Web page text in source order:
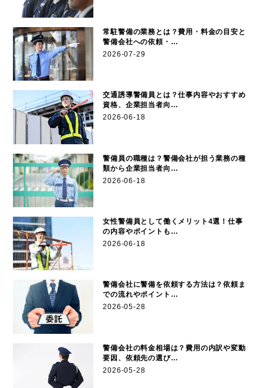
常駐警備の業務とは？費用・料金の目安と
警備会社への依頼・…
2026-07-29
交通誘導警備員とは？仕事内容やおすすめ
資格、企業担当者向…
2026-06-18
警備員の職種は？警備会社が担う業務の種
類から企業担当者向…
2026-06-18
女性警備員として働くメリット4選！仕事
の内容やポイントも…
2026-06-18
警備会社に警備を依頼する方法は？依頼ま
での流れやポイント…
2026-05-28
警備会社の料金相場は？費用の内訳や変動
要因、依頼先の選び…
2026-05-28